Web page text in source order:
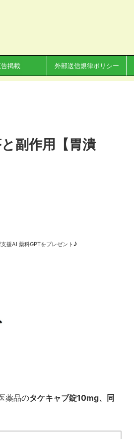
告掲載 外部送信規律ポリシー
副作用【胃潰
援AI 薬科GPTをプレゼント♪
薬品のタケキャブ錠10mg、同